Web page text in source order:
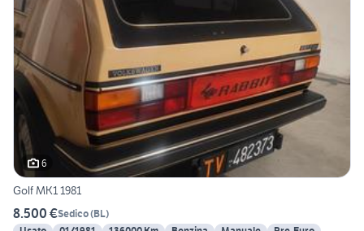
6
Golf MK1 1981
8.500 €Sedico(BL)